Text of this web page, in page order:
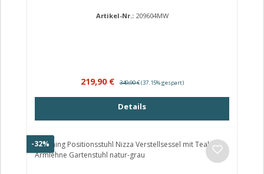
Artikel-Nr.: 209604MW
Verkaufspreis:
219,90 € Regulärer Preis:
349,90 €(37.15% gespart)
Details
-32% Rabatt